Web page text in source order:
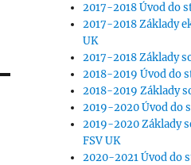
2017-2018 Úvod do
2017-2018 Základy
UK
2017-2018 Základy
2018-2019 Úvod do
2018-2019 Základy
2019-2020 Úvod do
2019-2020 Základy
FSV UK
2020-2021 Úvod do